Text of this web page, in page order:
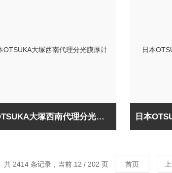
日本OTSUKA大塚西南代理分光膜厚计OPTM
共 2414 条记录，当前 12 / 202 页 首页